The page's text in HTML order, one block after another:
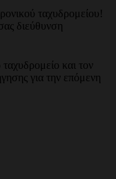
ταχυδρομείου!
διεύθυνση
και τον
για την επόμενη